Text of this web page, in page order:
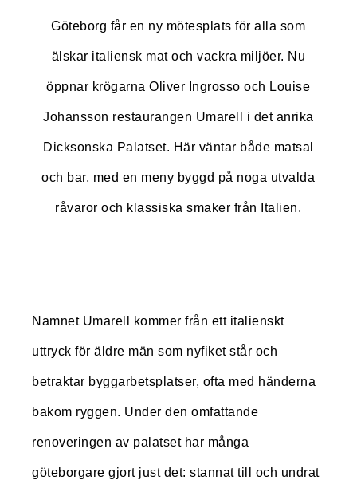
Göteborg får en ny mötesplats för alla som
älskar italiensk mat och vackra miljöer. Nu
öppnar krögarna Oliver Ingrosso och Louise
Johansson restaurangen Umarell i det anrika
Dicksonska Palatset. Här väntar både matsal
och bar, med en meny byggd på noga utvalda
råvaror och klassiska smaker från Italien.
Namnet Umarell kommer från ett italienskt
uttryck för äldre män som nyfiket står och
betraktar byggarbetsplatser, ofta med händerna
bakom ryggen. Under den omfattande
renoveringen av palatset har många
göteborgare gjort just det: stannat till och undrat